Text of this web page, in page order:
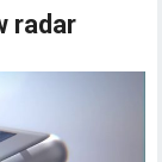
radar